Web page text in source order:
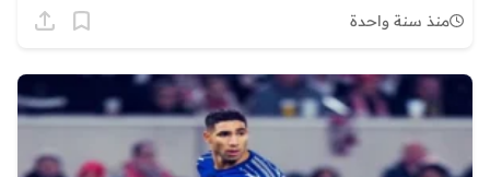
منذ سنة واحدة